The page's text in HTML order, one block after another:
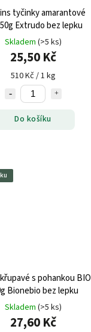
tyčinky amarantové
Extrudo bez lepku
Skladem (>5 ks)
25,50 Kč
510 Kč / 1 kg
Do košíku
s pohankou BIO
Bionebio bez lepku
Skladem (>5 ks)
27,60 Kč